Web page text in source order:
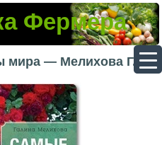
Фермера
мира — Мелихова Г. И.